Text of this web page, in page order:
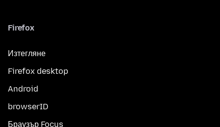
Firefox
Изтегляне
Firefox desktop
Android
browserID
Браузър Focus